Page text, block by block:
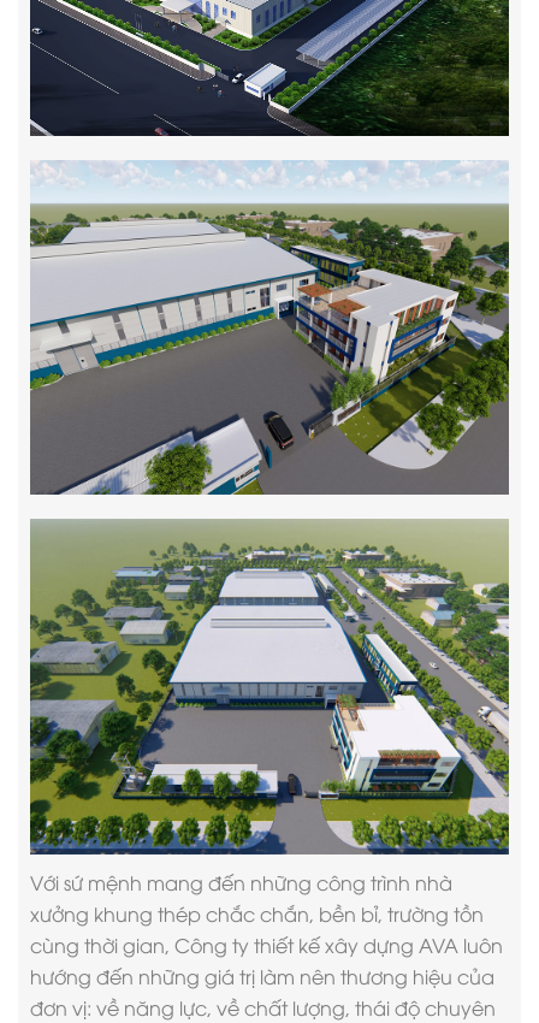
Với sứ mệnh mang đến những công trình nhà
xưởng khung thép chắc chắn, bền bỉ, trường tồn
cùng thời gian, Công ty thiết kế xây dựng AVA luôn
hướng đến những giá trị làm nên thương hiệu của
đơn vị: về năng lực, về chất lượng, thái độ chuyên